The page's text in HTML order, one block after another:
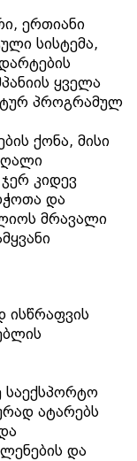
ერთიანი
სისტემა,
ყველა
პროგრამულ
ქონა, მისი
კიდევ
და
მრავალი
ისწრაფვის
საექსპორტო
ატარებს
და